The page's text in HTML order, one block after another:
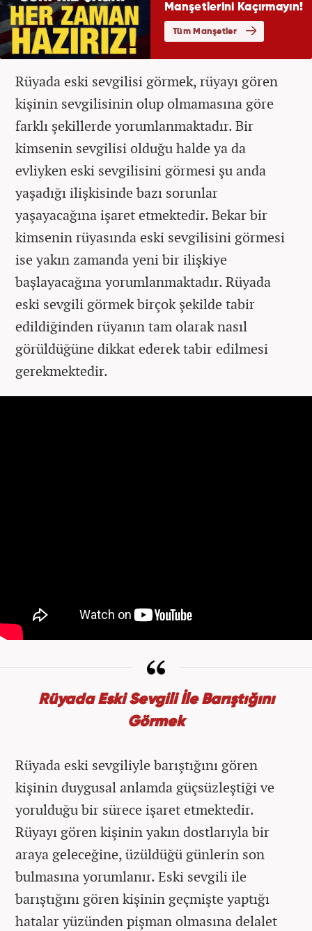
Rüyada eski sevgilisi görmek, rüyayı gören
kişinin sevgilisinin olup olmamasına göre
farklı şekillerde yorumlanmaktadır. Bir
kimsenin sevgilisi olduğu halde ya da
evliyken eski sevgilisini görmesi şu anda
yaşadığı ilişkisinde bazı sorunlar
yaşayacağına işaret etmektedir. Bekar bir
kimsenin rüyasında eski sevgilisini görmesi
ise yakın zamanda yeni bir ilişkiye
başlayacağına yorumlanmaktadır. Rüyada
eski sevgili görmek birçok şekilde tabir
edildiğinden rüyanın tam olarak nasıl
görüldüğüne dikkat ederek tabir edilmesi
gerekmektedir.
Rüyada Eski Sevgili İle Barıştığını
Görmek
Rüyada eski sevgiliyle barıştığını gören
kişinin duygusal anlamda güçsüzleştiği ve
yorulduğu bir sürece işaret etmektedir.
Rüyayı gören kişinin yakın dostlarıyla bir
araya geleceğine, üzüldüğü günlerin son
bulmasına yorumlanır. Eski sevgili ile
barıştığını gören kişinin geçmişte yaptığı
hatalar yüzünden pişman olmasına delalet